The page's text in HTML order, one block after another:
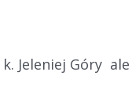
Jeleniej Góry